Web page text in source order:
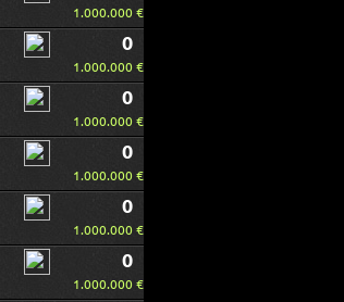
1.000.000 €
0
1.000.000 €
0
1.000.000 €
0
1.000.000 €
0
1.000.000 €
0
1.000.000 €